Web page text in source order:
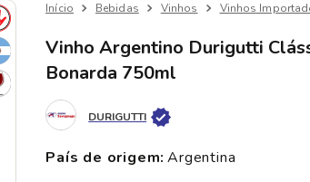
Bebidas Vinhos Vinhos
Vinho Argentino Durigutti
Bonarda 750ml
DURIGUTTI
país de origem: argentina